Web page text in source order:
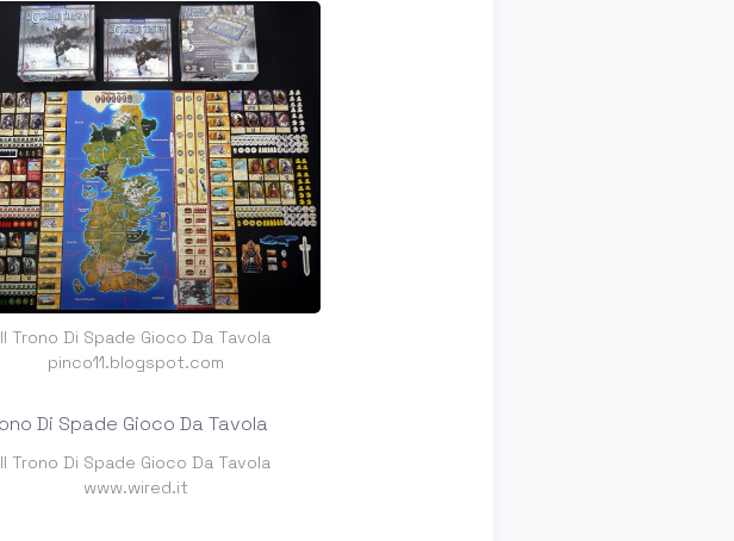
Il Trono Di Spade Gioco Da Tavola
pinco11.blogspot.com
Il Trono Di Spade Gioco Da Tavola
www.wired.it